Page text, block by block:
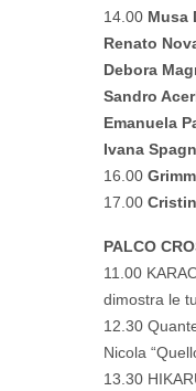
14.00 Musa
Renato
Debora
Sandro
Emanuela
Ivana
16.00
17.00
PALCO
11.00
dimostra le
12.30
Nicola
13.30